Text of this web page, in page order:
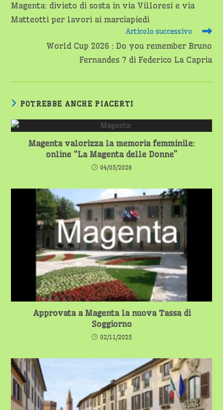
articoli
Magenta: divieto di sosta in via Villoresi e via
Matteotti per lavori ai marciapiedi
Articolo successivo
World Cup 2026 : Do you remember Bruno
Fernandes ? di Federico La Capria
POTREBBE ANCHE PIACERTI
Magenta valorizza la memoria femminile:
online “La Magenta delle Donne”
04/05/2026
Approvata a Magenta la nuova Tassa di
Soggiorno
02/11/2025